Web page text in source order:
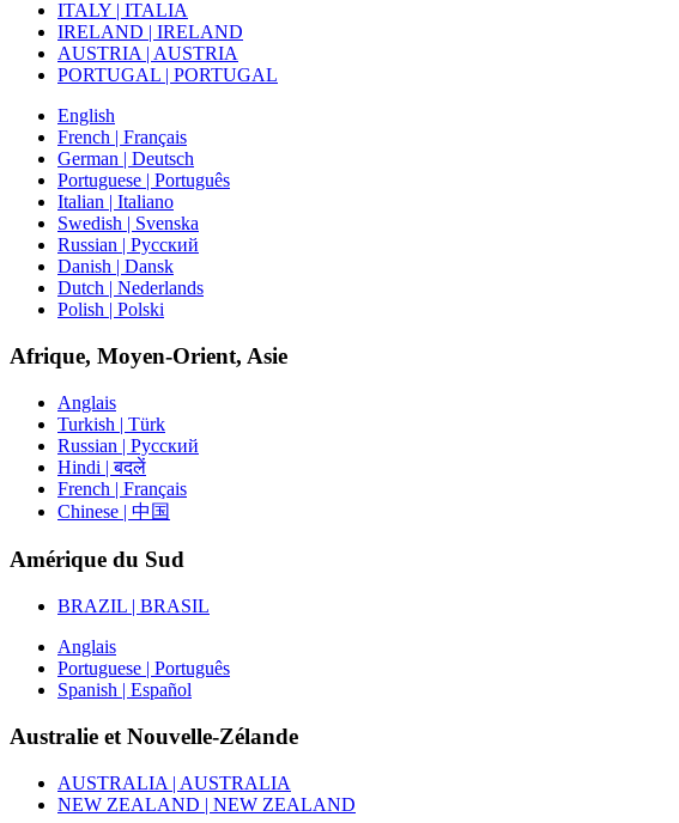
ITALY | ITALIA
IRELAND | IRELAND
AUSTRIA | AUSTRIA
PORTUGAL | PORTUGAL
English
French | Français
German | Deutsch
Portuguese | Português
Italian | Italiano
Swedish | Svenska
Russian | Русский
Danish | Dansk
Dutch | Nederlands
Polish | Polski
Afrique, Moyen-Orient, Asie
Anglais
Turkish | Türk
Russian | Русский
Hindi | बदलें
French | Français
Chinese | 中国
Amérique du Sud
BRAZIL | BRASIL
Anglais
Portuguese | Português
Spanish | Español
Australie et Nouvelle-Zélande
AUSTRALIA | AUSTRALIA
NEW ZEALAND | NEW ZEALAND